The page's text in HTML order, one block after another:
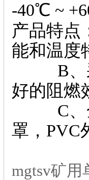
-40℃ ~
产品特点
能和温度
B、采
好的阻燃
C、金
罩，PVC
mgtsv矿用